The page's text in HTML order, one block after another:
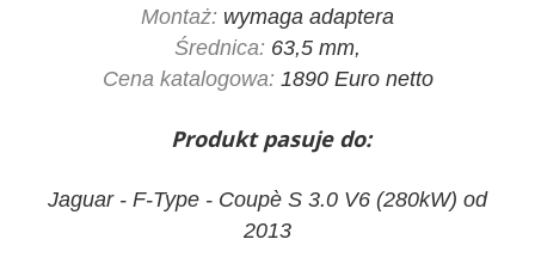
Montaż: wymaga adaptera
Średnica: 63,5 mm,
Cena katalogowa:1890 Euro netto
Produkt pasuje do:
Jaguar - F-Type - Coupè S 3.0 V6 (280kW) od
2013